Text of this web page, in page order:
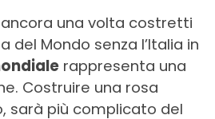
ancora una volta costretti
del Mondo senza l’Italia in
rappresenta una
Costruire una rosa
sarà più complicato del